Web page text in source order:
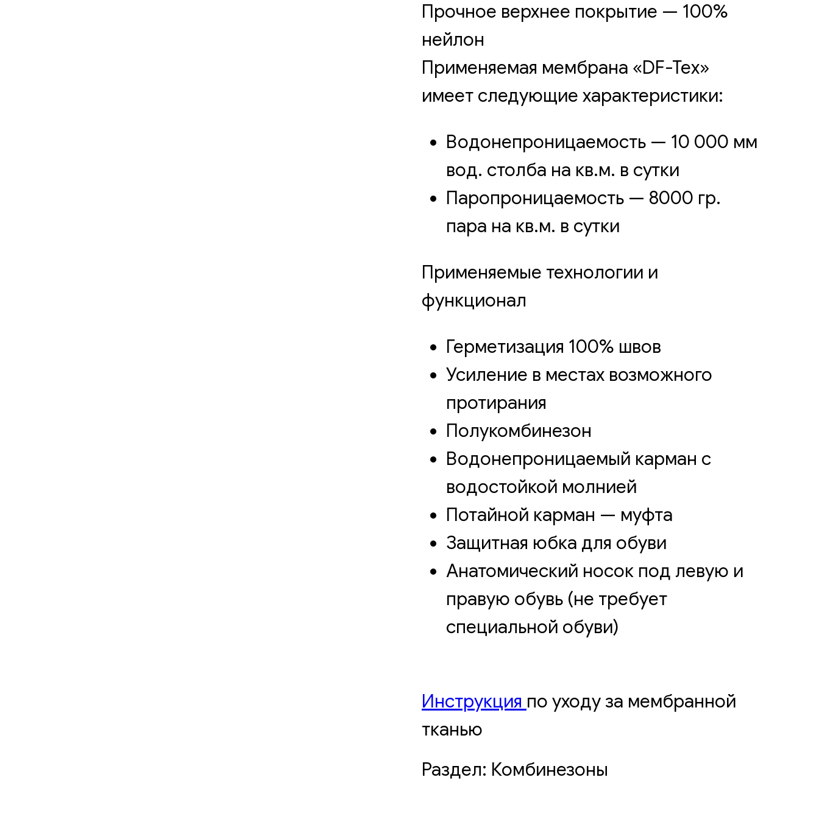
Прочное верхнее покрытие — 100%
нейлон
Применяемая мембрана «DF-Tex»
имеет следующие характеристики:
Водонепроницаемость — 10 000 мм
вод. столба на кв.м. в сутки
Паропроницаемость — 8000 гр.
пара на кв.м. в сутки
Применяемые технологии и
функционал
Герметизация 100% швов
Усиление в местах возможного
протирания
Полукомбинезон
Водонепроницаемый карман с
водостойкой молнией
Потайной карман — муфта
Защитная юбка для обуви
Анатомический носок под левую и
правую обувь (не требует
специальной обуви)
Инструкция по уходу за мембранной
тканью
Раздел: Комбинезоны